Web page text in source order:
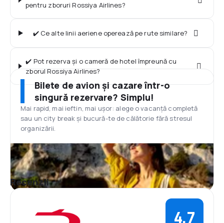
pentru zboruri Rossiya Airlines?
✔️ Ce alte linii aeriene operează pe rute similare?
✔️ Pot rezerva și o cameră de hotel împreună cu
zborul Rossiya Airlines?
Bilete de avion și cazare într-o
singură rezervare? Simplu!
Mai rapid, mai ieftin, mai ușor: alege o vacanță completă
sau un city break și bucură-te de călătorie fără stresul
organizării.
Recenzii
4,7